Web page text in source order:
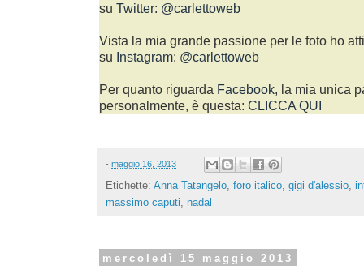
su Twitter: @carlettoweb
Vista la mia grande passione per le foto ho
su Instagram: @carlettoweb
Per quanto riguarda Facebook, la mia unica
personalmente, è questa: CLICCA QUI
- maggio 16, 2013
Etichette: Anna Tatangelo, foro italico, gigi d'alessio,
massimo caputi, nadal
mercoledì 15 maggio 2013